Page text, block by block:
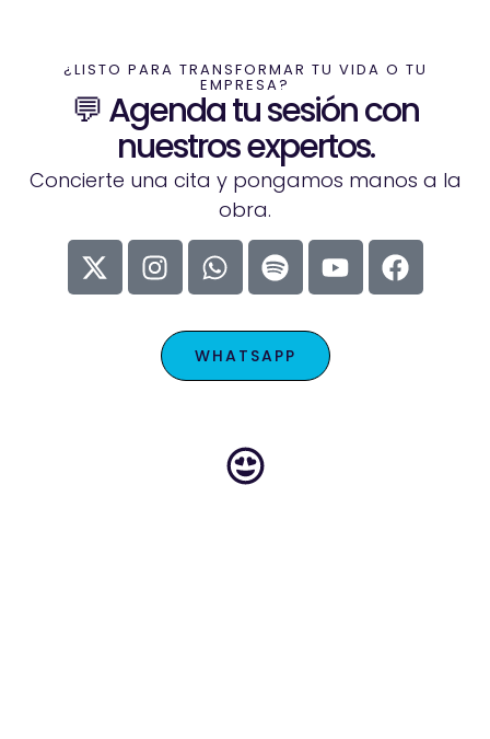
¿LISTO PARA TRANSFORMAR TU VIDA O TU
EMPRESA?
💬 Agenda tu sesión con
nuestros expertos.
Concierte una cita y pongamos manos a la
obra.
WHATSAPP